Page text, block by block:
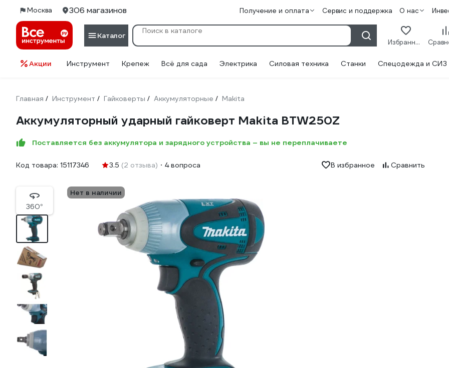
Москва 306 магазинов Получение и оплата Сервис и поддержка О нас
Каталог
Избранное
Акции Инструмент Крепеж Всё для сада Электрика Силовая техника Станки Спецодежда и СИЗ
Главная / Инструмент / Гайковерты / Аккумуляторные / Makita
Аккумуляторный ударный гайковерт Makita BTW250Z
Поставляется без аккумулятора и зарядного устройства – вы не переплачиваете
Код товара: 15117346 3.5 (2 отзыва) 4 вопроса В избранное Сравнить
360°
Нет в наличии